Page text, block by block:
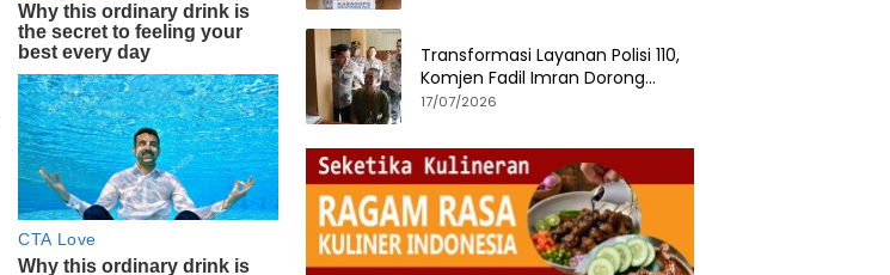
Transformasi Layanan Polisi 110,
Komjen Fadil Imran Dorong
Respons Cepat dan Terintegrasi
17/07/2026